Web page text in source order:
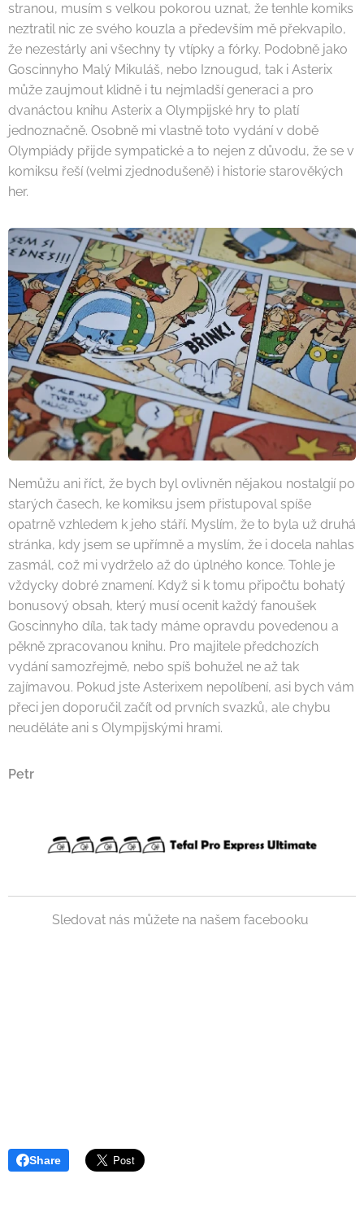
stranou, musím s velkou pokorou uznat, že tenhle komiks
neztratil nic ze svého kouzla a především mě překvapilo,
že nezestárly ani všechny ty vtípky a fórky. Podobně jako
Goscinnyho Malý Mikuláš, nebo Iznougud, tak i Asterix
může zaujmout klidně i tu nejmladší generaci a pro
dvanáctou knihu Asterix a Olympijské hry to platí
jednoznačně. Osobně mi vlastně toto vydání v době
Olympiády přijde sympatické a to nejen z důvodu, že se v
komiksu řeší (velmi zjednodušeně) i historie starověkých
her.
Nemůžu ani říct, že bych byl ovlivněn nějakou nostalgií po
starých časech, ke komiksu jsem přistupoval spíše
opatrně vzhledem k jeho stáří. Myslím, že to byla už druhá
stránka, kdy jsem se upřímně a myslím, že i docela nahlas
zasmál, což mi vydrželo až do úplného konce. Tohle je
vždycky dobré znamení. Když si k tomu připočtu bohatý
bonusový obsah, který musí ocenit každý fanoušek
Goscinnyho díla, tak tady máme opravdu povedenou a
pěkně zpracovanou knihu. Pro majitele předchozích
vydání samozřejmě, nebo spíš bohužel ne až tak
zajímavou. Pokud jste Asterixem nepolíbení, asi bych vám
přeci jen doporučil začít od prvních svazků, ale chybu
neuděláte ani s Olympijskými hrami.
Petr
Sledovat nás můžete na našem facebooku
Share